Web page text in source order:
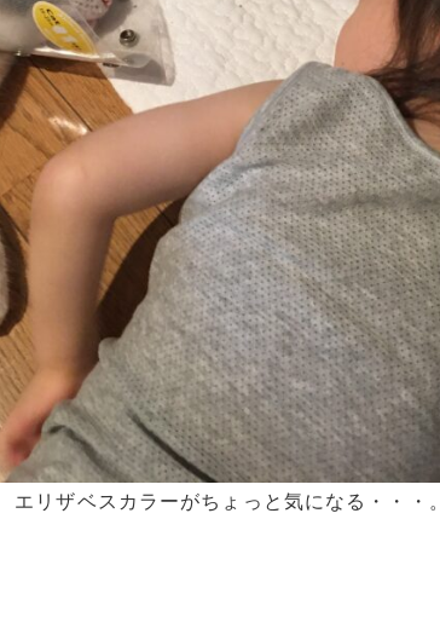
エリザベスカラーがちょっと気になる・・・。